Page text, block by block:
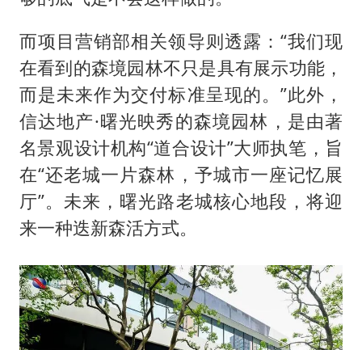
而项目营销部相关领导则透露：“我们现
在看到的森境园林不只是具有展示功能，
而是未来作为交付标准呈现的。”此外，
信达地产·曙光映秀的森境园林，是由著
名景观设计机构“道合设计”大师执笔，旨
在“还老城一片森林，予城市一座记忆展
厅”。未来，曙光路老城核心地段，将迎
来一种迭新森活方式。